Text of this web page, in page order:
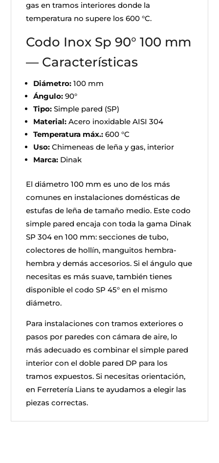
gas en tramos interiores donde la
temperatura no supere los 600 °C.
Codo Inox Sp 90° 100 mm
— Características
Diámetro: 100 mm
Ángulo: 90°
Tipo: Simple pared (SP)
Material: Acero inoxidable AISI 304
Temperatura máx.: 600 °C
Uso: Chimeneas de leña y gas, interior
Marca: Dinak
El diámetro 100 mm es uno de los más
comunes en instalaciones domésticas de
estufas de leña de tamaño medio. Este codo
simple pared encaja con toda la gama Dinak
SP 304 en 100 mm: secciones de tubo,
colectores de hollín, manguitos hembra-
hembra y demás accesorios. Si el ángulo que
necesitas es más suave, también tienes
disponible el codo SP 45° en el mismo
diámetro.
Para instalaciones con tramos exteriores o
pasos por paredes con cámara de aire, lo
más adecuado es combinar el simple pared
interior con el doble pared DP para los
tramos expuestos. Si necesitas orientación,
en Ferretería Lians te ayudamos a elegir las
piezas correctas.